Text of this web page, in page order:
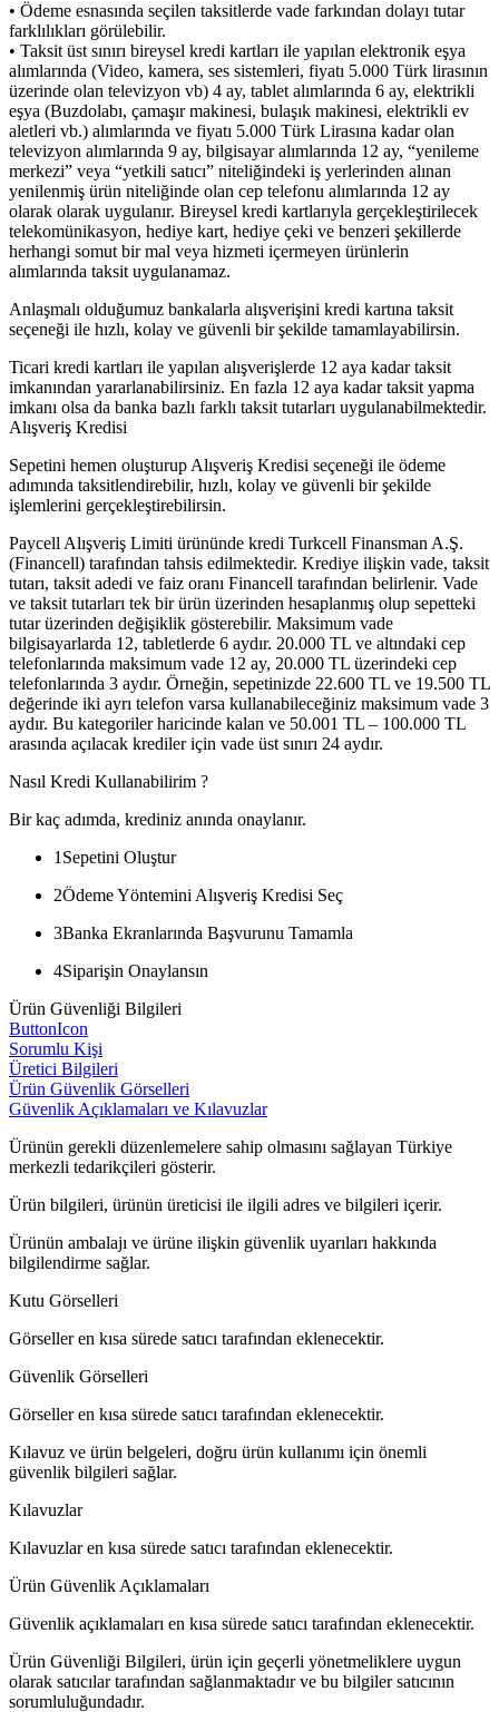
• Ödeme esnasında seçilen taksitlerde vade farkından dolayı tutar
farklılıkları görülebilir.
• Taksit üst sınırı bireysel kredi kartları ile yapılan elektronik eşya
alımlarında (Video, kamera, ses sistemleri, fiyatı 5.000 Türk lirasının
üzerinde olan televizyon vb) 4 ay, tablet alımlarında 6 ay, elektrikli
eşya (Buzdolabı, çamaşır makinesi, bulaşık makinesi, elektrikli ev
aletleri vb.) alımlarında ve fiyatı 5.000 Türk Lirasına kadar olan
televizyon alımlarında 9 ay, bilgisayar alımlarında 12 ay, “yenileme
merkezi” veya “yetkili satıcı” niteliğindeki iş yerlerinden alınan
yenilenmiş ürün niteliğinde olan cep telefonu alımlarında 12 ay
olarak olarak uygulanır. Bireysel kredi kartlarıyla gerçekleştirilecek
telekomünikasyon, hediye kart, hediye çeki ve benzeri şekillerde
herhangi somut bir mal veya hizmeti içermeyen ürünlerin
alımlarında taksit uygulanamaz.
Anlaşmalı olduğumuz bankalarla alışverişini kredi kartına taksit
seçeneği ile hızlı, kolay ve güvenli bir şekilde tamamlayabilirsin.
Ticari kredi kartları ile yapılan alışverişlerde 12 aya kadar taksit
imkanından yararlanabilirsiniz. En fazla 12 aya kadar taksit yapma
imkanı olsa da banka bazlı farklı taksit tutarları uygulanabilmektedir.
Alışveriş Kredisi
Sepetini hemen oluşturup Alışveriş Kredisi seçeneği ile ödeme
adımında taksitlendirebilir, hızlı, kolay ve güvenli bir şekilde
işlemlerini gerçekleştirebilirsin.
Paycell Alışveriş Limiti ürününde kredi Turkcell Finansman A.Ş.
(Financell) tarafından tahsis edilmektedir. Krediye ilişkin vade, taksit
tutarı, taksit adedi ve faiz oranı Financell tarafından belirlenir. Vade
ve taksit tutarları tek bir ürün üzerinden hesaplanmış olup sepetteki
tutar üzerinden değişiklik gösterebilir. Maksimum vade
bilgisayarlarda 12, tabletlerde 6 aydır. 20.000 TL ve altındaki cep
telefonlarında maksimum vade 12 ay, 20.000 TL üzerindeki cep
telefonlarında 3 aydır. Örneğin, sepetinizde 22.600 TL ve 19.500 TL
değerinde iki ayrı telefon varsa kullanabileceğiniz maksimum vade 3
aydır. Bu kategoriler haricinde kalan ve 50.001 TL – 100.000 TL
arasında açılacak krediler için vade üst sınırı 24 aydır.
Nasıl Kredi Kullanabilirim ?
Bir kaç adımda, krediniz anında onaylanır.
1 Sepetini Oluştur
2Ödeme Yöntemini Alışveriş Kredisi Seç
3Banka Ekranlarında Başvurunu Tamamla
4Siparişin Onaylansın
Ürün Güvenliği Bilgileri
ButtonIcon
Sorumlu Kişi
Üretici Bilgileri
Ürün Güvenlik Görselleri
Güvenlik Açıklamaları ve Kılavuzlar
Ürünün gerekli düzenlemelere sahip olmasını sağlayan Türkiye
merkezli tedarikçileri gösterir.
Ürün bilgileri, ürünün üreticisi ile ilgili adres ve bilgileri içerir.
Ürünün ambalajı ve ürüne ilişkin güvenlik uyarıları hakkında
bilgilendirme sağlar.
Kutu Görselleri
Görseller en kısa sürede satıcı tarafından eklenecektir.
Güvenlik Görselleri
Görseller en kısa sürede satıcı tarafından eklenecektir.
Kılavuz ve ürün belgeleri, doğru ürün kullanımı için önemli
güvenlik bilgileri sağlar.
Kılavuzlar
Kılavuzlar en kısa sürede satıcı tarafından eklenecektir.
Ürün Güvenlik Açıklamaları
Güvenlik açıklamaları en kısa sürede satıcı tarafından eklenecektir.
Ürün Güvenliği Bilgileri, ürün için geçerli yönetmeliklere uygun
olarak satıcılar tarafından sağlanmaktadır ve bu bilgiler satıcının
sorumluluğundadır.